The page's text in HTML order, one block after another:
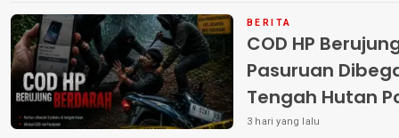
BERITA
COD HP
Pasuruan
Tengah Hutan Polisi Buru Tiga
Pelaku
3 hari yang lalu